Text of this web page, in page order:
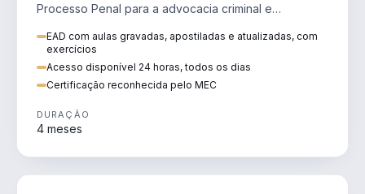
Processo Penal para a advocacia criminal e
EAD com aulas gravadas, apostiladas e atualizadas, com
exercícios
Acesso disponível 24 horas, todos os dias
Certificação reconhecida pelo MEC
DURAÇÃO
4 meses